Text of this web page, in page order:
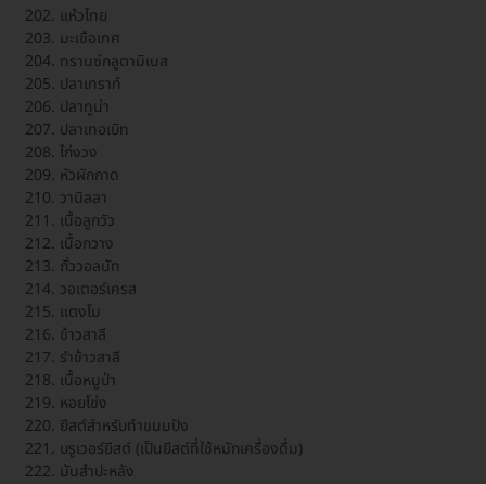
แห้วไทย
มะเขือเทศ
ทรานซ์กลูตามิเนส
ปลาเทราท์
ปลาทูน่า
ปลาเทอเบิท
ไก่งวง
หัวผักกาด
วานิลลา
เนื้อลูกวัว
เนื้อกวาง
ถั่ววอลนัท
วอเตอร์เครส
แตงโม
ข้าวสาลี
รำข้าวสาลี
เนื้อหมูป่า
หอยโข่ง
ยีสต์สำหรับทำขนมปัง
บรูเวอร์ยีสต์ (เป็นยีสต์ที่ใช้หมักเครื่องดื่ม)
มันสำปะหลัง